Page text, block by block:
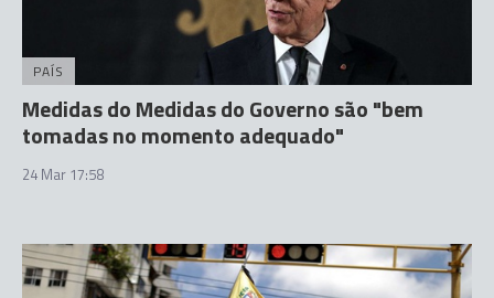
PAÍS
Medidas do Medidas do Governo são "bem
tomadas no momento adequado"
24 Mar 17:58